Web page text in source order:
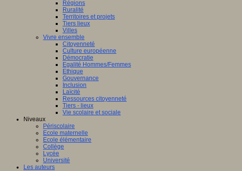
Régions
Ruralité
Territoires et projets
Tiers lieux
Villes
Vivre ensemble
Citoyenneté
Culture européenne
Démocratie
Egalité Hommes/Femmes
Ethique
Gouvernance
Inclusion
Laïcité
Ressources citoyenneté
Tiers - lieux
Vie scolaire et sociale
Niveaux
Périscolaire
Ecole maternelle
Ecole élémentaire
Collège
Lycée
Université
Les auteurs